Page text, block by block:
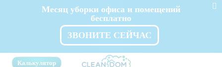
Месяц уборки офиса и помещений
бесплатно
ЗВОНИТЕ СЕЙЧАС
Калькулятор